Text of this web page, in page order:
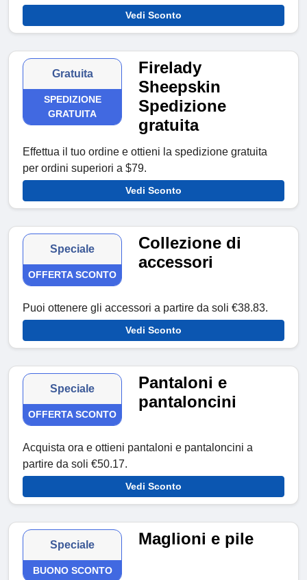
Vedi Sconto
Gratuita
SPEDIZIONE
GRATUITA
Firelady
Sheepskin
Spedizione
gratuita
Effettua il tuo ordine e ottieni la spedizione gratuita
per ordini superiori a $79.
Vedi Sconto
Speciale
OFFERTA SCONTO
Collezione di
accessori
Puoi ottenere gli accessori a partire da soli €38.83.
Vedi Sconto
Speciale
OFFERTA SCONTO
Pantaloni e
pantaloncini
Acquista ora e ottieni pantaloni e pantaloncini a
partire da soli €50.17.
Vedi Sconto
Speciale
BUONO SCONTO
Maglioni e pile